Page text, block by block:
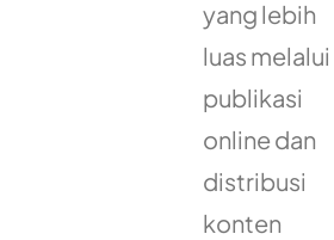
yang lebih
luas melalui
publikasi
online dan
distribusi
konten